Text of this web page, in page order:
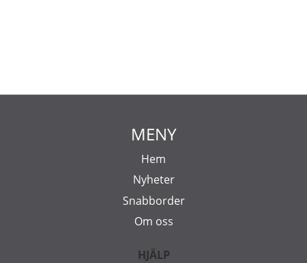
MENY
Hem
Nyheter
Snabborder
Om oss
HJÄLP